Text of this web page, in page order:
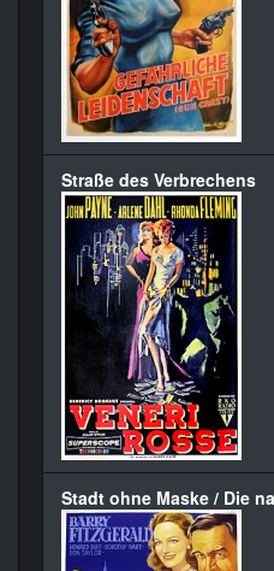
Straße des Verbrechens
Stadt ohne Maske / Die